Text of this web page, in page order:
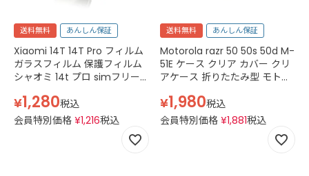
送料無料 あんしん保証
Xiaomi 14T 14T Pro フィルム
ガラスフィルム 保護フィルム
シャオミ 14t プロ simフリー
ス 透明 クリア
¥1,280税込
会員特別価格 ¥1,216税込
送料無料 あんしん保証
Motorola razr 50 50s 50d M-
51E ケース クリア カバー クリ
アケース 折りたたみ型 モトロ
softbank A403MO simフリ
ー XT2453-9 本体 保護 前面
背面 両面 耐衝撃 スマホケース
ハード 軽量 シンプル スマホカ
¥1,980税込
会員特別価格 ¥1,881税込